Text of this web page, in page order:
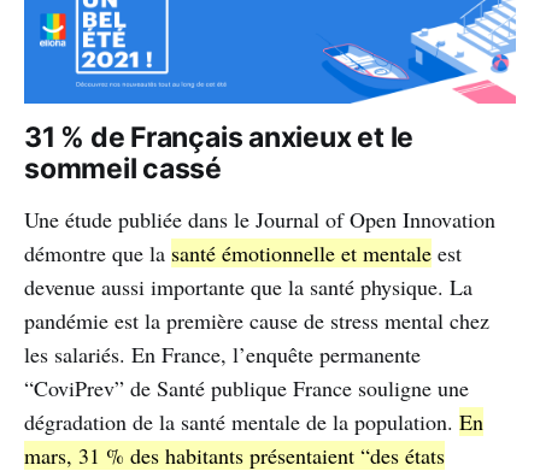
31 % de Français anxieux et le
sommeil cassé
Une étude publiée dans le Journal of Open Innovation
démontre que la santé émotionnelle et mentale est
devenue aussi importante que la santé physique. La
pandémie est la première cause de stress mental chez
les salariés. En France, l’enquête permanente
“CoviPrev” de Santé publique France souligne une
dégradation de la santé mentale de la population. En
mars, 31 % des habitants présentaient “des états